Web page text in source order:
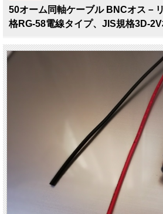
50オーム同軸ケーブル BNCオス－
格RG-58電線タイプ、JIS規格3D-2V